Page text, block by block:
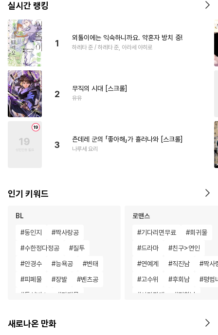
실시간 랭킹
1
외톨이에는 익숙하니까요. 약혼자 방치 중!
하레타 준 / 하레타 준, 아라세 야히로
2
무직의 시대 [스크롤]
유유
3
츤데레 군의 「좋아해」가 흘러나와 [스크롤]
나루세 요리
인기 키워드
BL
#동인지 #짝사랑공
#수한정다정공 #질투
#안경수 #능욕공 #변태
#피폐물 #장발 #벤츠공
#돔섭버스 #리맨물
#능글수 #능욕수
로맨스
#기다리면무료 #회귀물
#드라마 #친구>연인
#연예계 #직진남 #짝사
#고수위 #후회남 #평범
#삼각관계 #집착남
새로나온 만화